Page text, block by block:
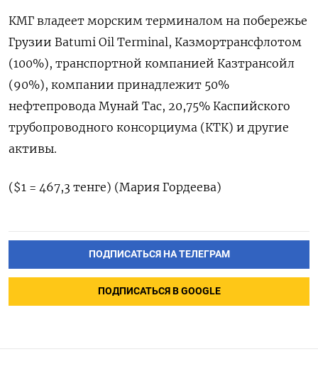
КМГ владеет морским терминалом на побережье
Грузии Batumi Oil Terminal, Казмортрансфлотом
(100%), транспортной компанией Казтрансойл
(90%), компании принадлежит 50%
нефтепровода Мунай Тас, 20,75% Каспийского
трубопроводного консорциума (КТК) и другие
активы.
($1 = 467,3 тенге) (Мария Гордеева)
ПОДПИСАТЬСЯ НА ТЕЛЕГРАМ
ПОДПИСАТЬСЯ В GOOGLE